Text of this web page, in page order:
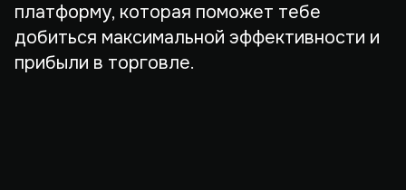
платформу, которая поможет тебе
добиться максимальной эффективности и
прибыли в торговле.